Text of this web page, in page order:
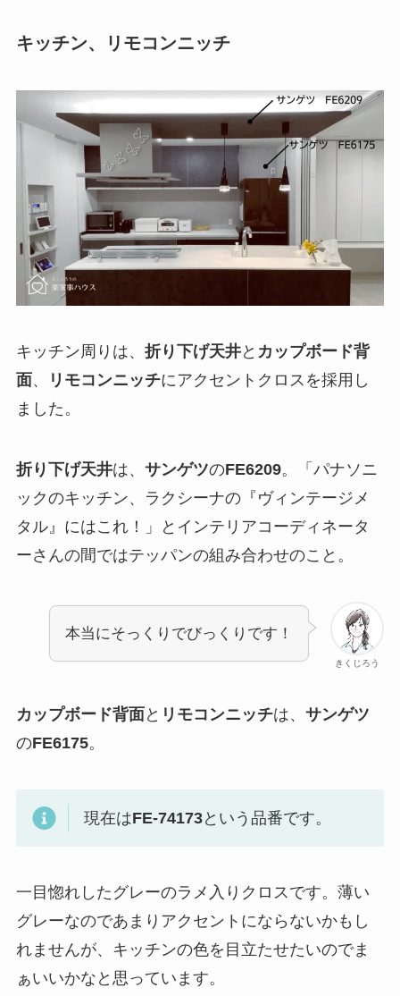
キッチン、リモコンニッチ
キッチン周りは、 折り下げ天井と カップボード背
面、 リモコンニッチにアクセントクロスを採用し
ました。
折り下げ天井は、 サンゲツのFE6209。「パナソニ
ックのキッチン、ラクシーナの『ヴィンテージメ
タル』にはこれ！」とインテリアコーディネータ
ーさんの間ではテッパンの組み合わせのこと。
きくじろう
本当にそっくりでびっくりです！
カップボード背面と リモコンニッチは、 サンゲツ
のFE6175。
現在はFE-74173という品番です。
一目惚れしたグレーのラメ入りクロスです。薄い
グレーなのであまりアクセントにならないかもし
れませんが、キッチンの色を目立たせたいのでま
ぁいいかなと思っています。